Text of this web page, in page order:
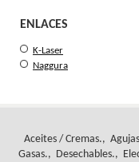
ENLACES
K-Laser
Naggura
Aceites / Cremas.
Gasas.
Desechables.